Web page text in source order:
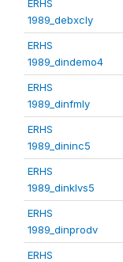
ERHS
1989_debxcly
ERHS
1989_dindemo4
ERHS
1989_dinfmly
ERHS
1989_dininc5
ERHS
1989_dinklvs5
ERHS
1989_dinprodv
ERHS